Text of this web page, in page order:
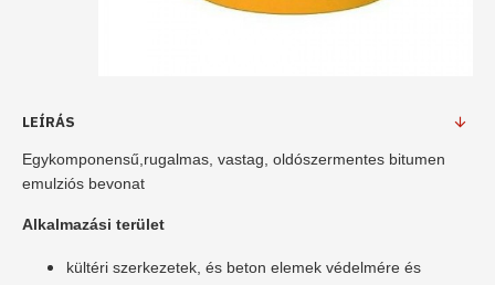
LEÍRÁS
Egykomponensű,rugalmas, vastag, oldószermentes bitumen
emulziós bevonat
Alkalmazási terület
kültéri szerkezetek, és beton elemek védelmére és